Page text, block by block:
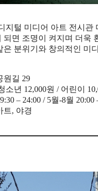
지털 미디어 아트 전시
되면 조명이 켜지며 더욱
분위기와 창의적인 미
원길 29
소년 12,000원 / 어린이
– 24:00 / 5월-8월
트, 야경